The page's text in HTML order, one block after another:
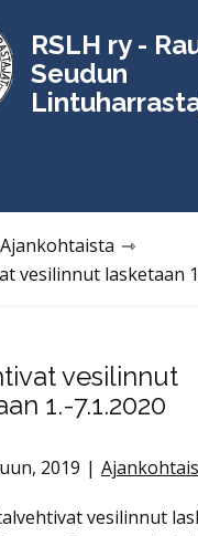
RSLH ry -
Seudun
Ajankohtaista ⇾
vesilinnut lasketaan
vesilinnut
1.-7.1.2020
2019
vesilinnut